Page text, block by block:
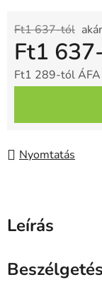
Ft1 637-tól
Ft1 637
Ft1 289-tól
Nyomtatás
Leírás
Beszélgetés